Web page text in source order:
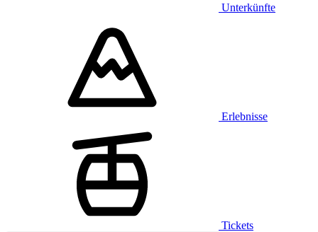
Unterkünfte
Erlebnisse
Tickets